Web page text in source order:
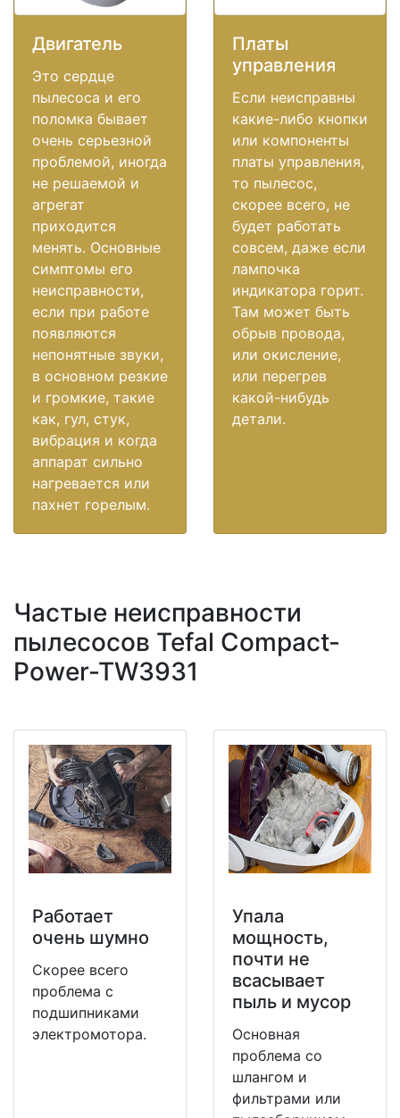
Двигатель
Это сердце
пылесоса и его
поломка бывает
очень серьезной
проблемой, иногда
не решаемой и
агрегат
приходится
менять. Основные
симптомы его
неисправности,
если при работе
появляются
непонятные звуки,
в основном резкие
и громкие, такие
как, гул, стук,
вибрация и когда
аппарат сильно
нагревается или
пахнет горелым.
Платы
управления
Если неисправны
какие-либо кнопки
или компоненты
платы управления,
то пылесос,
скорее всего, не
будет работать
совсем, даже если
лампочка
индикатора горит.
Там может быть
обрыв провода,
или окисление,
или перегрев
какой-нибудь
детали.
Частые неисправности
пылесосов Tefal Compact-
Power-TW3931
Работает
очень шумно
Скорее всего
проблема с
подшипниками
электромотора.
Упала
мощность,
почти не
всасывает
пыль и мусор
Основная
проблема со
шлангом и
фильтрами или